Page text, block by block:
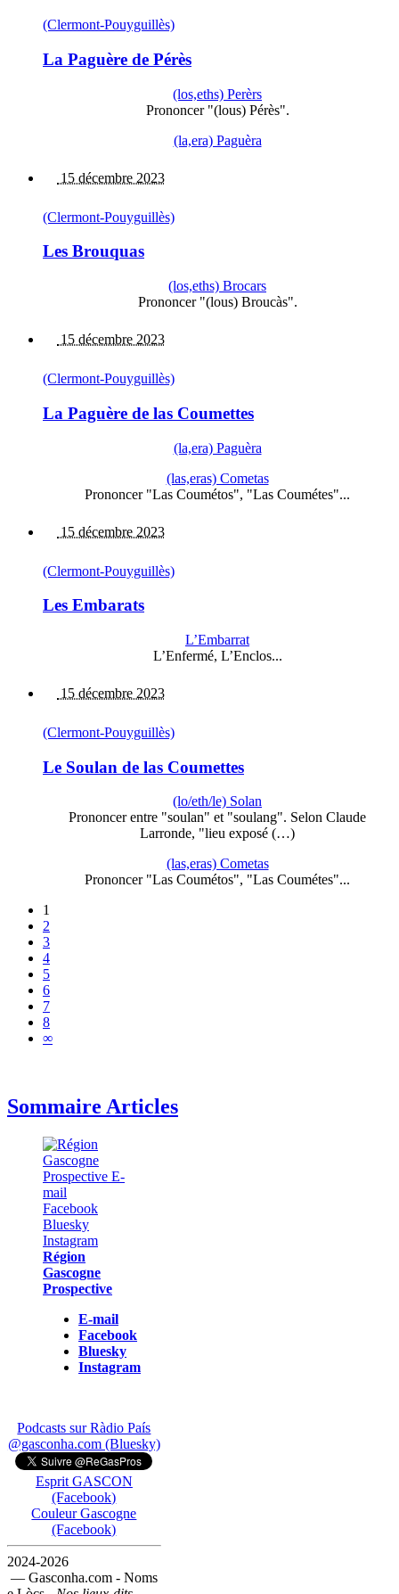
(Clermont-Pouyguillès)
La Paguère de Pérès
(los,eths) Perèrs
Prononcer "(lous) Pérès".
(la,era) Paguèra
15 décembre 2023
(Clermont-Pouyguillès)
Les Brouquas
(los,eths) Brocars
Prononcer "(lous) Broucàs".
15 décembre 2023
(Clermont-Pouyguillès)
La Paguère de las Coumettes
(la,era) Paguèra
(las,eras) Cometas
Prononcer "Las Coumétos", "Las Coumétes"...
15 décembre 2023
(Clermont-Pouyguillès)
Les Embarats
L’Embarrat
L’Enfermé, L’Enclos...
15 décembre 2023
(Clermont-Pouyguillès)
Le Soulan de las Coumettes
(lo/eth/le) Solan
Prononcer entre "soulan" et "soulang". Selon Claude
Larronde, "lieu exposé (…)
(las,eras) Cometas
Prononcer "Las Coumétos", "Las Coumétes"...
1
2
3
4
5
6
7
8
∞
Sommaire Articles
Région
Gascogne
Prospective
E-mail
Facebook
Bluesky
Instagram
Podcasts sur Ràdio País
@gasconha.com (Bluesky)
Esprit GASCON
(Facebook)
Couleur Gascogne
(Facebook)
2024-2026
— Gasconha.com - Noms